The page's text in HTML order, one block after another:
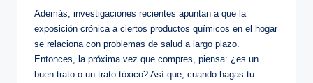
Además, ⁤investigaciones recientes apuntan‍ a que la
exposición crónica ‌a ‍ciertos productos químicos⁣ en el hogar
se relaciona con⁢ problemas de salud a largo plazo.
Entonces, la próxima vez⁤ que compres, piensa: ¿es un
‍buen trato o un trato tóxico? Así que, cuando⁤ hagas tu